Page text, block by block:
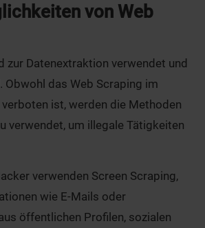
von Web
zur Datenextraktion verwendet und
Obwohl das Web Scraping im
ist, werden die Methoden
verwendet, um illegale Tätigkeiten
verwenden Screen Scraping,
wie E-Mails oder
öffentlichen Profilen, sozialen